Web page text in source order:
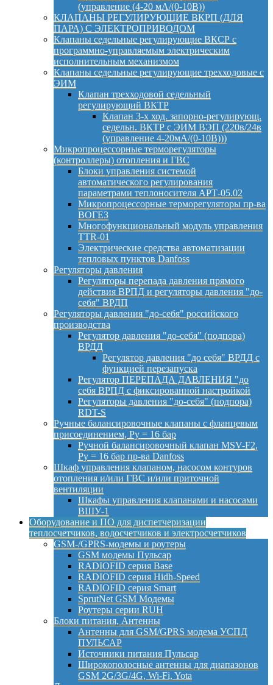
(управление (4-20 мА/(0-10В))
КЛАПАНЫ РЕГУЛИРУЮЩИЕ ВКРП (ДЛЯ
ПАРА) С ЭЛЕКТРОПРИВОДОМ
Клапаны седельные регулирующие ВКСР с
программно-управляемым электрическим
исполнительным механизмом
Клапаны седельные регулирующие трехходовые с
ЭИМ
Клапан трехходовой седельный
регулирующий ВКТР
Клапан 3-х ход. запорно-регулирующ.
седельн. ВКТР с ЭИМ ВЭП (220в/24в
(управление 4-20мА/(0-10В)))
Микропроцессорные терморегуляторы
(контроллеры) отопления и ГВС
Блоки управления системой
автоматического регулирования
параметрами теплоносителя АРТ-05.02
Микропроцессорные терморегуляторы пр-ва
ВОГЕЗ
Многофункциональный модуль управления
TTR-01
Электрические средства автоматизации
тепловых пунктов Danfoss
Регуляторы давления
Регуляторы перепада давления прямого
действия ВРПД и регуляторы давления "до-
себя" ВРДП
Регуляторы давления "до-себя" российского
производства
Регулятор давления "до-себя" (подпора)
ВРДД
Регулятор давления "до себя" ВРДД с
функцией перезапуска
Регулятор ПЕРЕПАДА ДАВЛЕНИЯ "до
себя ВРПД с фиксированной настройкой
Регуляторы давления "до-себя" (подпора)
RDT-S
Ручные балансировочные клапаны с фланцевым
присоединением, Py = 16 бар
Ручной балансировочный клапан MSV-F2,
Py = 16 бар пр-ва Danfoss
Шкаф управления клапаном, насосом контуров
отопления и/или ГВС и/или приточной
вентиляции
Шкафы управления клапанами и насосами
ВШУ-1
Оборудование и ПО для диспетчеризации
теплосчетчиков, водосчетчиков и электросчетчиков
GSM-/GPRS-модемы и роутеры
GSM модемы Пульсар
RADIOFID серия Base
RADIOFID серия Hidh-Speed
RADIOFID серия Smart
SprutNet GSM Модемы
Роутеры серии RUH
Блоки питания, Антенны
Антенны для GSM/GPRS модема УСПД
ПУЛЬСАР
Источники питания Пульсар
Широкополосные антенны для диапазонов
GSM 2G/3G/4G, Wi-Fi, Yota